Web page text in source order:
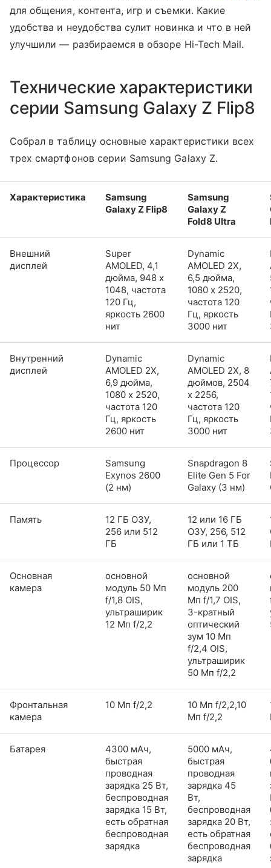
для общения, контента, игр и съемки. Какие
удобства и неудобства сулит новинка и что в ней
улучшили — разбираемся в обзоре Hi-Tech Mail.
Технические характеристики
серии Samsung Galaxy Z Flip8
Собрал в таблицу основные характеристики всех
трех смартфонов серии Samsung Galaxy Z.
Характеристика
Samsung
Galaxy Z Flip8
Samsung
Galaxy Z
Fold8 Ultra
Внешний
дисплей
Super
AMOLED, 4,1
дюйма, 948 x
1048, частота
120 Гц,
яркость 2600
нит
Dynamic
AMOLED 2X,
6,5 дюйма,
1080 x 2520,
частота 120
Гц, яркость
3000 нит
Внутренний
дисплей
Dynamic
AMOLED 2X,
6,9 дюйма,
1080 x 2520,
частота 120
Гц, яркость
2600 нит
Dynamic
AMOLED 2X, 8
дюймов, 2504
x 2256,
частота 120
Гц, яркость
3000 нит
Процессор
Samsung
Exynos 2600
(2 нм)
Snapdragon 8
Elite Gen 5 For
Galaxy (3 нм)
Память
12 ГБ ОЗУ,
256 или 512
ГБ
12 или 16 ГБ
ОЗУ, 256, 512
ГБ или 1 ТБ
Основная
камера
основной
модуль 50 Мп
f/1,8 OIS,
ультраширик
12 Мп f/2,2
основной
модуль 200
Мп f/1,7 OIS,
3-кратный
оптический
зум 10 Мп
f/2,4 OIS,
ультраширик
50 Мп f/2,2
Фронтальная
камера
10 Мп f/2,2
10 Мп f/2,2,10
Мп f/2,2
Батарея
4300 мАч,
быстрая
проводная
зарядка 25 Вт,
беспроводная
зарядка 15 Вт,
есть обратная
беспроводная
зарядка
5000 мАч,
быстрая
проводная
зарядка 45
Вт,
беспроводная
зарядка 20 Вт,
есть обратная
беспроводная
зарядка